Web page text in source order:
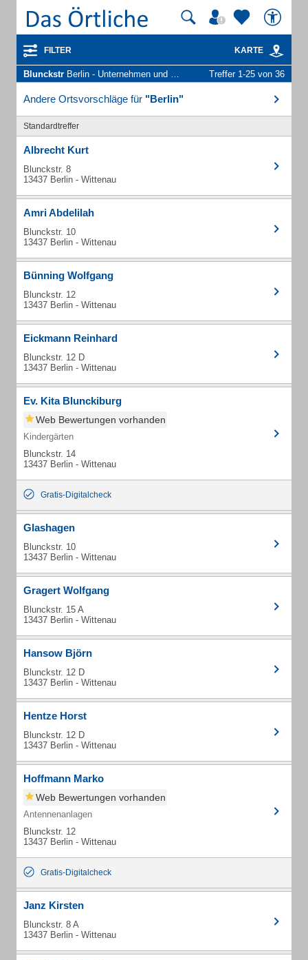
FILTER KARTE
Blunckstr Berlin - Unternehmen und Personen Treffer 1-25 von 36
Andere Ortsvorschläge für "Berlin"
Standardtreffer
Albrecht Kurt
Blunckstr. 8
13437 Berlin - Wittenau
Amri Abdelilah
Blunckstr. 10
13437 Berlin - Wittenau
Bünning Wolfgang
Blunckstr. 12
13437 Berlin - Wittenau
Eickmann Reinhard
Blunckstr. 12 D
13437 Berlin - Wittenau
Ev. Kita Blunckiburg
Web Bewertungen vorhanden
Kindergärten
Blunckstr. 14
13437 Berlin - Wittenau
Gratis-Digitalcheck
Glashagen
Blunckstr. 10
13437 Berlin - Wittenau
Gragert Wolfgang
Blunckstr. 15 A
13437 Berlin - Wittenau
Hansow Björn
Blunckstr. 12 D
13437 Berlin - Wittenau
Hentze Horst
Blunckstr. 12 D
13437 Berlin - Wittenau
Hoffmann Marko
Web Bewertungen vorhanden
Antennenanlagen
Blunckstr. 12
13437 Berlin - Wittenau
Gratis-Digitalcheck
Janz Kirsten
Blunckstr. 8 A
13437 Berlin - Wittenau